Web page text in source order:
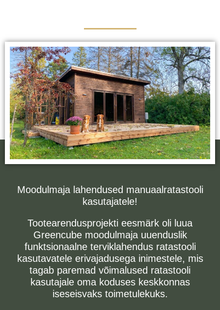
Moodulmaja lahendused manuaalratastooli
kasutajatele!
Tootearendusprojekti eesmärk oli luua
Greencube moodulmaja uuenduslik
funktsionaalne terviklahendus ratastooli
kasutavatele erivajadusega inimestele, mis
tagab paremad võimalused ratastooli
kasutajale oma koduses keskkonnas
iseseisvaks toimetulekuks.